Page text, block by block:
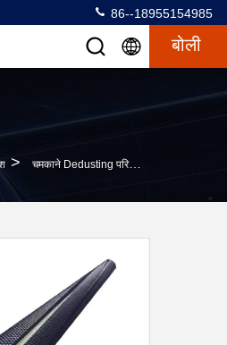
86--18955154985
बोली
> चमकाने Dedusting परिपत्र ब्रश रोलर